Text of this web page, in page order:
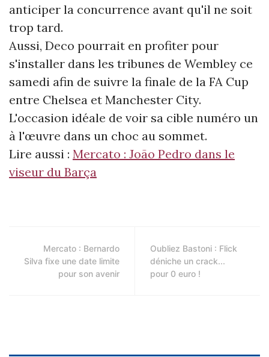
anticiper la concurrence avant qu'il ne soit
trop tard.
Aussi, Deco pourrait en profiter pour
s'installer dans les tribunes de Wembley ce
samedi afin de suivre la finale de la FA Cup
entre Chelsea et Manchester City.
L'occasion idéale de voir sa cible numéro un
à l'œuvre dans un choc au sommet.
Lire aussi : Mercato : João Pedro dans le
viseur du Barça
Mercato : Bernardo
Silva fixe une date limite
pour son avenir
Oubliez Bastoni : Flick
déniche un crack...
pour 0 euro !